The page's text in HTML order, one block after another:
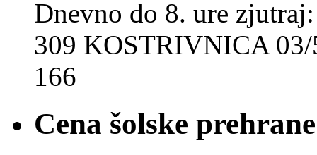
Dnevno do 8. ure
309 KOSTRIVNICA
166
Cena šolske prehrane